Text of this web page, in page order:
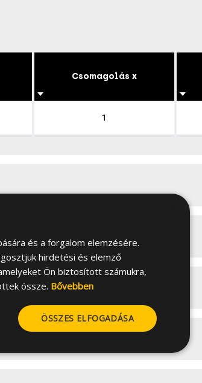
Csomagolás x
1
és a forgalom elemzésére.
hirdetési és elemző
Ön biztosított számukra,
össze. Bővebben
ÖSSZES ELFOGADÁSA